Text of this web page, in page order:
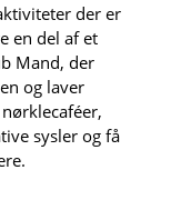
der er
en del af et
Mand, der
og laver
sysler og få